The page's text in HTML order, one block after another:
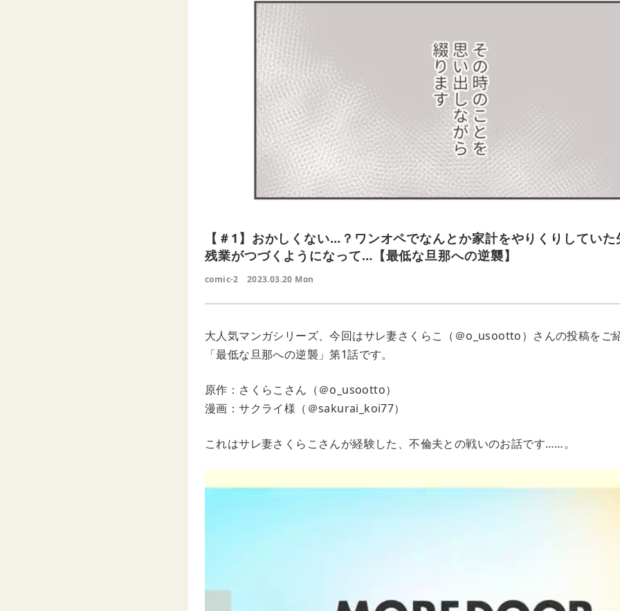
【＃1】おかしくない…？ワンオペでなんとか家計をやりくりしてい
残業がつづくようになって…【最低な旦那への逆襲】
comic-2 2023.03.20 Mon
大人気マンガシリーズ、今回はサレ妻さくらこ（＠o_usootto）さんの投稿をご
「最低な旦那への逆襲」第1話です。
原作：さくらこさん（＠o_usootto）
漫画：サクライ様（＠sakurai_koi77）
これはサレ妻さくらこさんが経験した、不倫夫との戦いのお話です……。